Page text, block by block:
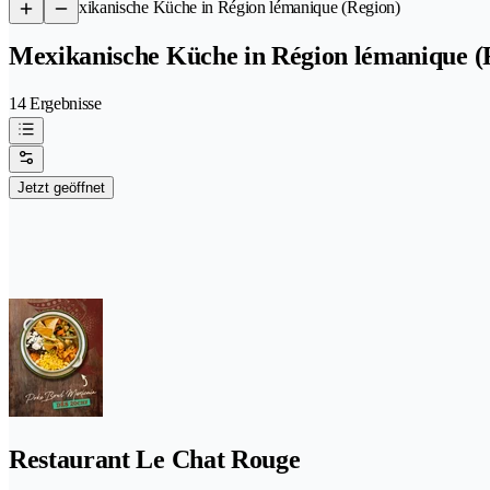
/Mexikanische Küche in Région lémanique (Region)
Mexikanische Küche in Région lémanique
14 Ergebnisse
Jetzt geöffnet
Restaurant Le Chat Rouge